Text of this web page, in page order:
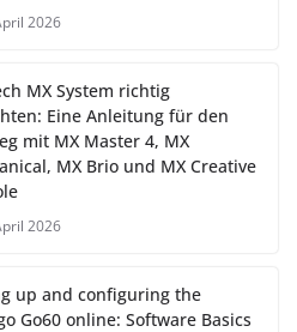
2026
MX System richtig
Eine Anleitung für den
mit MX Master 4, MX
MX Brio und MX Creative
2026
up and configuring the
Go60 online: Software Basics